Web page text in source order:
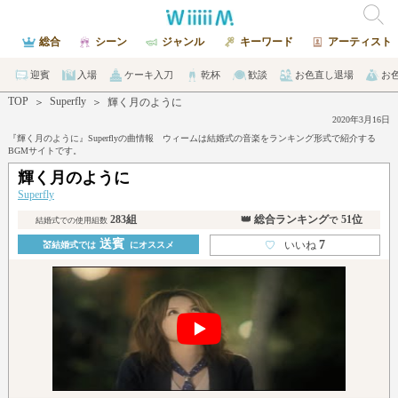
総合 シーン ジャンル キーワード アーティスト
迎賓 入場 ケーキ入刀 乾杯 歓談 お色直し退場 お
TOP ＞ Superfly ＞ 輝く月のように
2020年3月16日
『輝く月のように』Superflyの曲情報 ウィームは結婚式の音楽をランキング形式で紹介する
BGMサイトです。
輝く月のように
Superfly
結婚式での使用組数283組 👑 総合ランキングで 51位
💒結婚式では送賓 にオススメ ♡ いいね7